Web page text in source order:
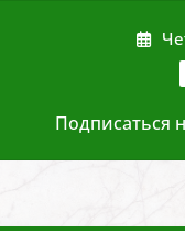
Подписаться